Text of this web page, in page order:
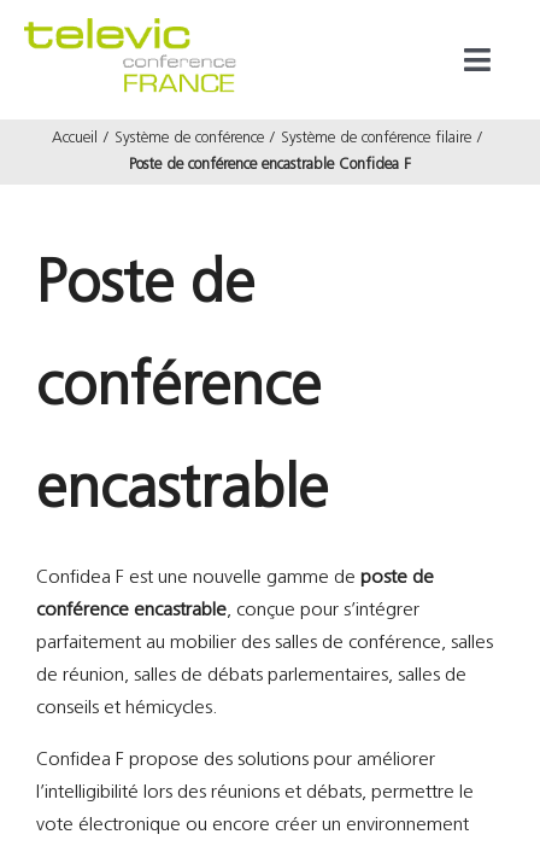
Accueil Système de conférence
Système de conférence filaire
Poste de conférence encastrable Confidea F
Poste de
conférence
encastrable
Confidea F est une nouvelle gamme de poste de
conférence encastrable, conçue pour s’intégrer
parfaitement au mobilier des salles de conférence, salles
de réunion, salles de débats parlementaires, salles de
conseils et hémicycles.
Confidea F propose des solutions pour améliorer
l’intelligibilité lors des réunions et débats, permettre le
vote électronique ou encore créer un environnement